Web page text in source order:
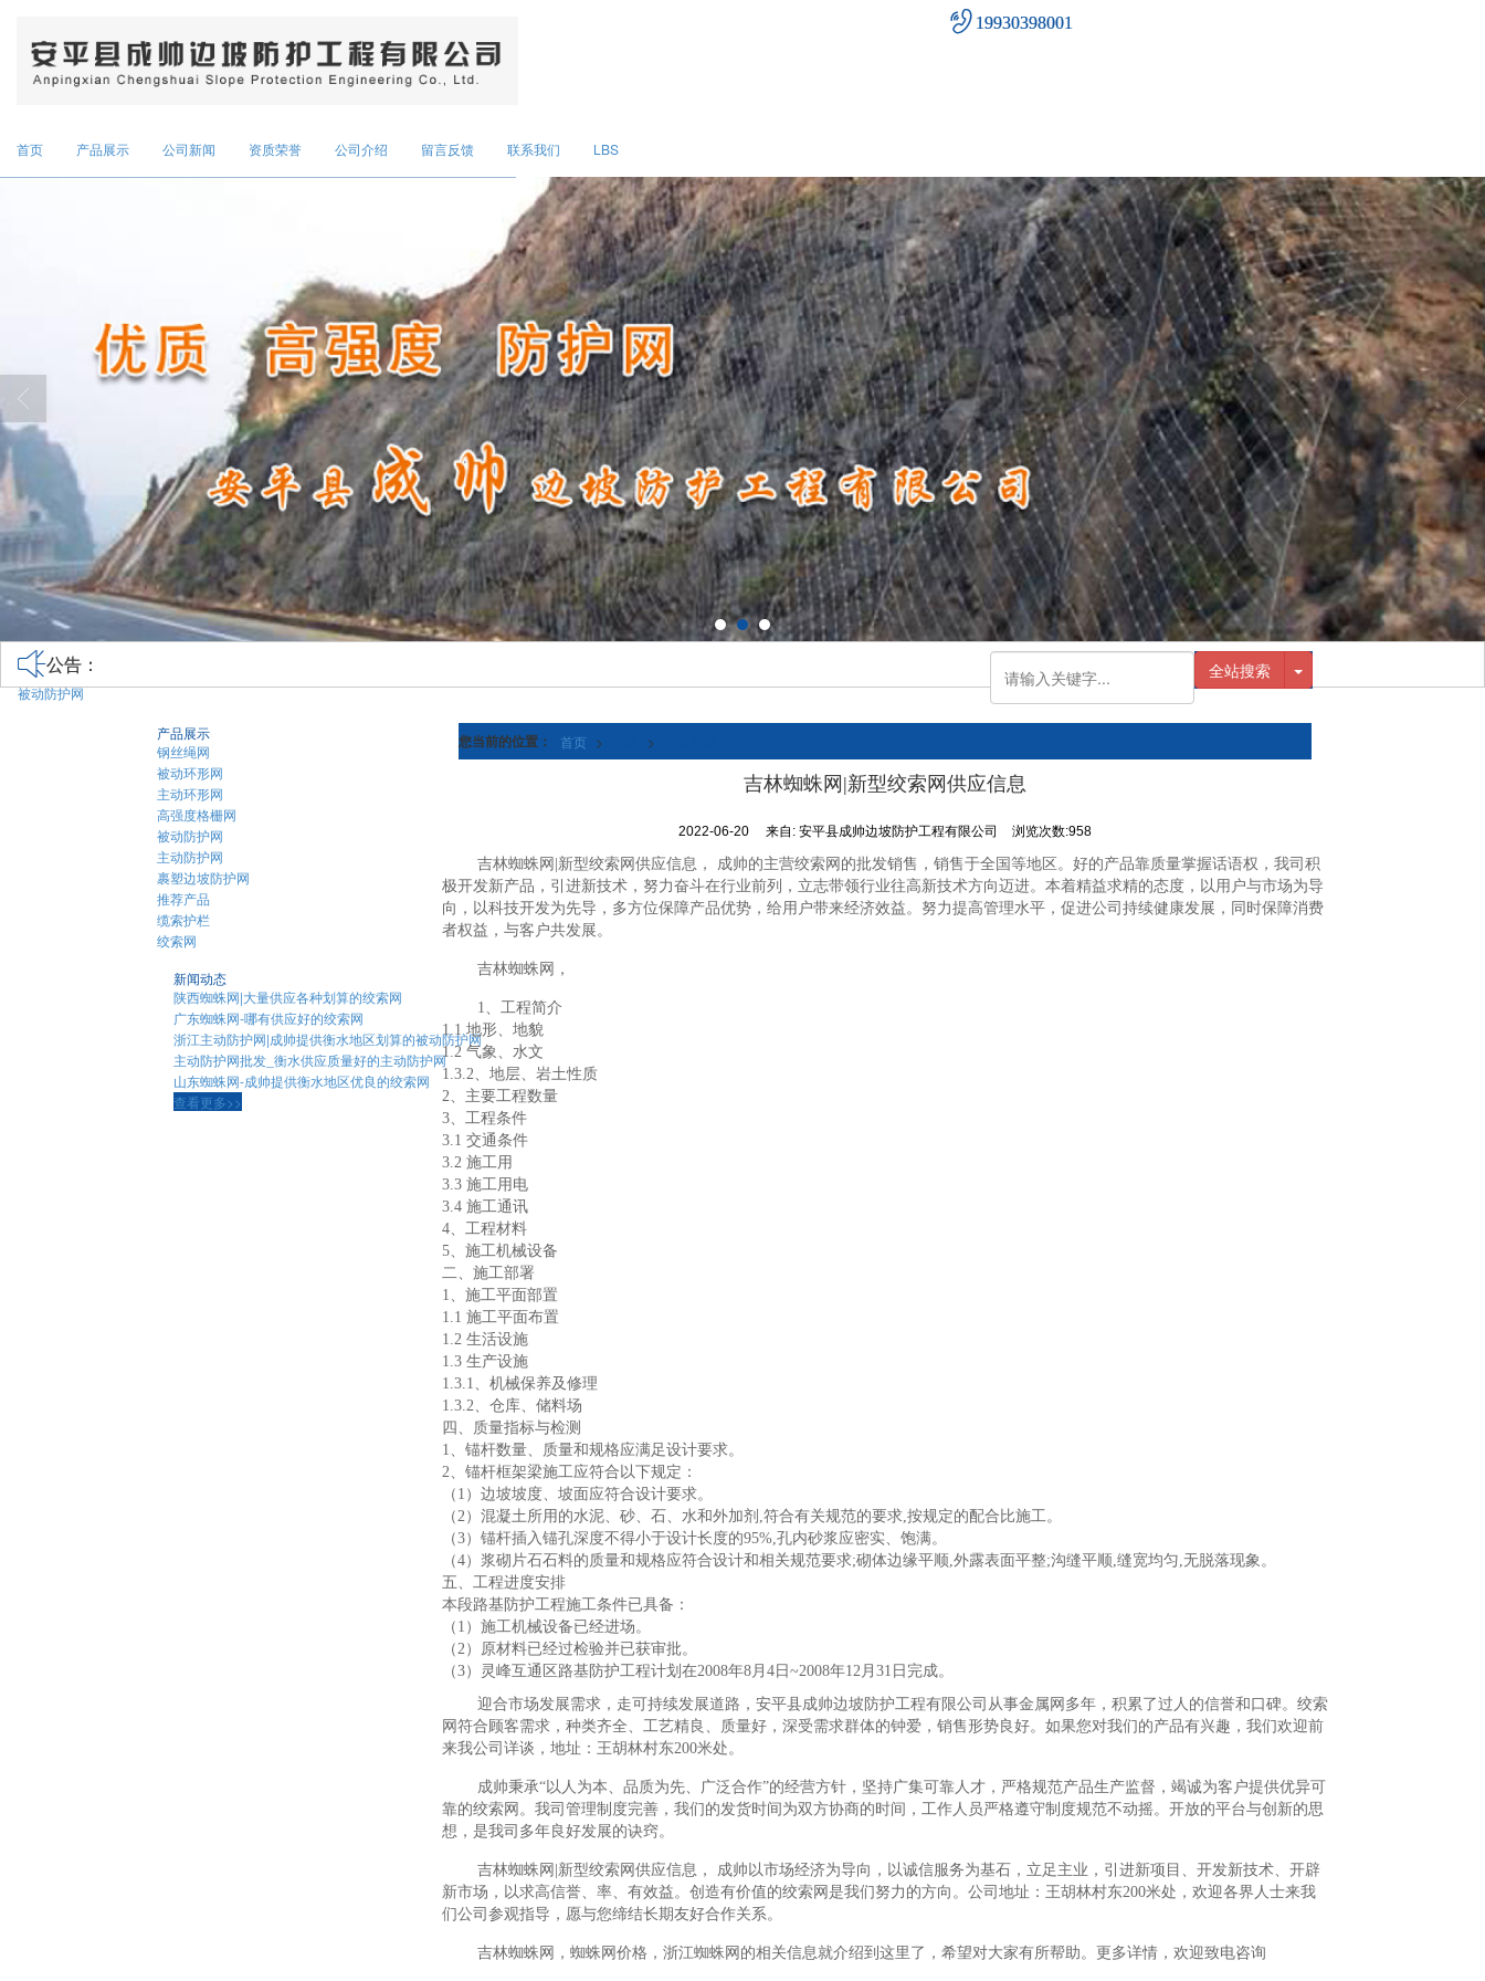
19930398001
首页 产品展示 公司新闻 资质荣誉 公司介绍 留言反馈 联系我们 LBS
公告：
被动防护网
全站搜索
您当前的位置： 首页 > >
吉林蜘蛛网|新型绞索网供应信息
2022-06-20 来自: 安平县成帅边坡防护工程有限公司 浏览次数:958
吉林蜘蛛网|新型绞索网供应信息， 成帅的主营绞索网的批发销售，销售于全国等地区。好的产品靠质量掌握话语权，我司积
极开发新产品，引进新技术，努力奋斗在行业前列，立志带领行业往高新技术方向迈进。本着精益求精的态度，以用户与市场为导
向，以科技开发为先导，多方位保障产品优势，给用户带来经济效益。努力提高管理水平，促进公司持续健康发展，同时保障消费
者权益，与客户共发展。
吉林蜘蛛网，
1、工程简介
1.1 地形、地貌
1.2 气象、水文
1.3.2、地层、岩土性质
2、主要工程数量
3、工程条件
3.1 交通条件
3.2 施工用
3.3 施工用电
3.4 施工通讯
4、工程材料
5、施工机械设备
二、施工部署
1、施工平面部置
1.1 施工平面布置
1.2 生活设施
1.3 生产设施
1.3.1、机械保养及修理
1.3.2、仓库、储料场
四、质量指标与检测
1、锚杆数量、质量和规格应满足设计要求。
2、锚杆框架梁施工应符合以下规定：
（1）边坡坡度、坡面应符合设计要求。
（2）混凝土所用的水泥、砂、石、水和外加剂,符合有关规范的要求,按规定的配合比施工。
（3）锚杆插入锚孔深度不得小于设计长度的95%,孔内砂浆应密实、饱满。
（4）浆砌片石石料的质量和规格应符合设计和相关规范要求;砌体边缘平顺,外露表面平整;沟缝平顺,缝宽均匀,无脱落现象。
五、工程进度安排
本段路基防护工程施工条件已具备：
（1）施工机械设备已经进场。
（2）原材料已经过检验并已获审批。
（3）灵峰互通区路基防护工程计划在2008年8月4日~2008年12月31日完成。
迎合市场发展需求，走可持续发展道路，安平县成帅边坡防护工程有限公司从事金属网多年，积累了过人的信誉和口碑。绞索
网符合顾客需求，种类齐全、工艺精良、质量好，深受需求群体的钟爱，销售形势良好。如果您对我们的产品有兴趣，我们欢迎前
来我公司详谈，地址：王胡林村东200米处。
成帅秉承“以人为本、品质为先、广泛合作”的经营方针，坚持广集可靠人才，严格规范产品生产监督，竭诚为客户提供优异可
靠的绞索网。我司管理制度完善，我们的发货时间为双方协商的时间，工作人员严格遵守制度规范不动摇。开放的平台与创新的思
想，是我司多年良好发展的诀窍。
吉林蜘蛛网|新型绞索网供应信息， 成帅以市场经济为导向，以诚信服务为基石，立足主业，引进新项目、开发新技术、开辟
新市场，以求高信誉、率、有效益。创造有价值的绞索网是我们努力的方向。公司地址：王胡林村东200米处，欢迎各界人士来我
们公司参观指导，愿与您缔结长期友好合作关系。
吉林蜘蛛网，蜘蛛网价格，浙江蜘蛛网的相关信息就介绍到这里了，希望对大家有所帮助。更多详情，欢迎致电咨询
产品展示
钢丝绳网
被动环形网
主动环形网
高强度格栅网
被动防护网
主动防护网
裹塑边坡防护网
推荐产品
缆索护栏
绞索网
新闻动态
陕西蜘蛛网|大量供应各种划算的绞索网
广东蜘蛛网-哪有供应好的绞索网
浙江主动防护网|成帅提供衡水地区划算的被动防护网
主动防护网批发_衡水供应质量好的主动防护网
山东蜘蛛网-成帅提供衡水地区优良的绞索网
查看更多>>